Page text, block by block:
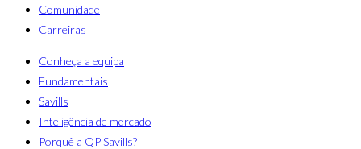
Comunidade
Carreiras
Conheça a equipa
Fundamentais
Savills
Inteligência de mercado
Porquê a QP Savills?